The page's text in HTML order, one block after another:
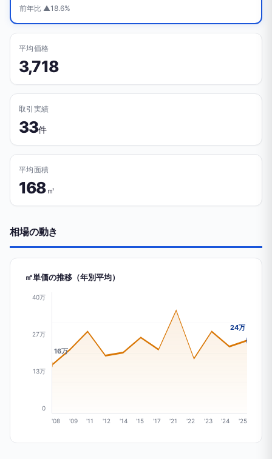
前年比 ▲18.6%
平均価格
3,718
取引実績
33件
平均面積
168㎡
相場の動き
㎡単価の推移（年別平均）
40万
27万
13万
0
16万
24万
'08 '09 '11 '12 '14 '15 '17 '21 '22 '23 '24 '25